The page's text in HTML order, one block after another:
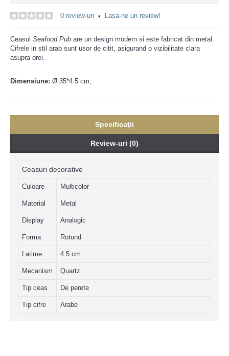
0 review-uri • Lasa-ne un review!
Ceasul Seafood Pub are un design modern si este fabricat din metal.
Cifrele in stil arab sunt usor de citit, asigurand o vizibilitate clara
asupra orei.
Dimensiune: Ø 35*4.5 cm;
Specificaţii
Review-uri (0)
Ceasuri decorative
Culoare Multicolor
Material Metal
Display Analogic
Forma Rotund
Latime 4.5 cm
Mecanism Quartz
Tip ceas De perete
Tip cifre Arabe